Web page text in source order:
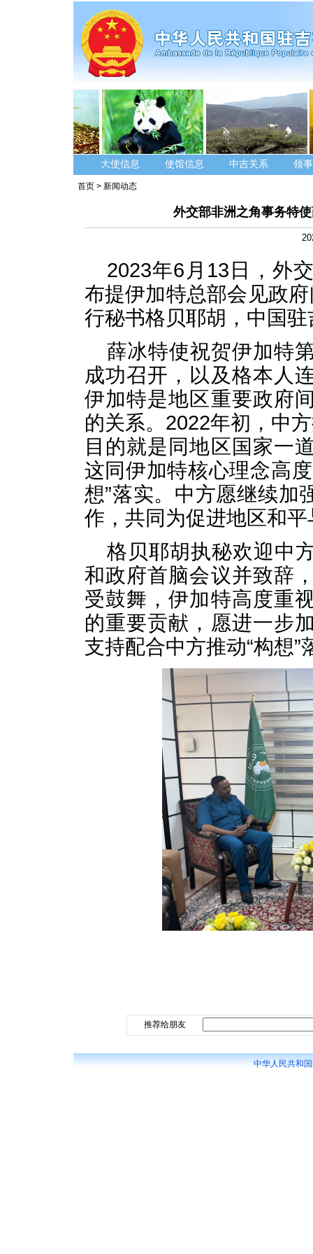
大使信息 使馆信息 中吉关系 领
首页 > 新闻动态
外交部非洲之角事务特
2023年6月13日，外
布提伊加特总部会见政
行秘书格贝耶胡，中国
薛冰特使祝贺伊加特
成功召开，以及格本人
伊加特是地区重要政府
的关系。2022年初，中
目的就是同地区国家一
这同伊加特核心理念高
想”落实。中方愿继续加
作，共同为促进地区和
格贝耶胡执秘欢迎中
和政府首脑会议并致辞
受鼓舞，伊加特高度重
的重要贡献，愿进一步
支持配合中方推动“构想”
推荐给朋友
中华人民共和